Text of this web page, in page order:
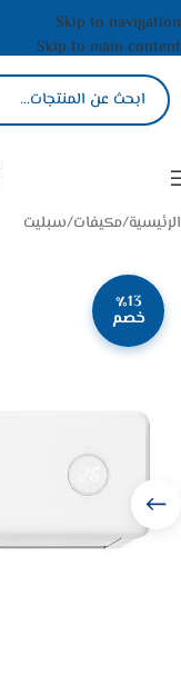
Skip to navigation
Skip to main content
الرئيسية/مكيفات/سبليت
٪13
خصم